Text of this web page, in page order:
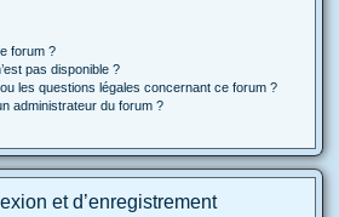
forum ?
pas disponible ?
les questions légales concernant ce forum ?
administrateur du forum ?
et d’enregistrement